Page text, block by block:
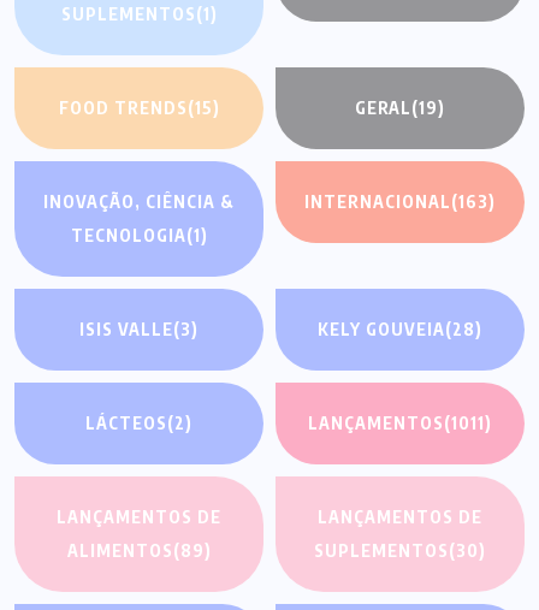
SUPLEMENTOS(1)
FOOD TRENDS(15) GERAL(19)
INOVAÇÃO, CIÊNCIA &
TECNOLOGIA(1)
INTERNACIONAL(163)
ISIS VALLE(3) KELY GOUVEIA(28)
LÁCTEOS(2) LANÇAMENTOS(1011)
LANÇAMENTOS DE
ALIMENTOS(89)
LANÇAMENTOS DE
SUPLEMENTOS(30)